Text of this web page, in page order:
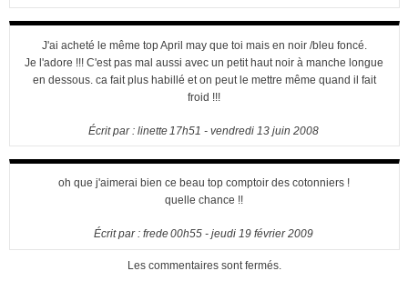
J'ai acheté le même top April may que toi mais en noir /bleu foncé.
Je l'adore !!! C'est pas mal aussi avec un petit haut noir à manche longue
en dessous. ca fait plus habillé et on peut le mettre même quand il fait
froid !!!
Écrit par :linette 17h51 -vendredi 13 juin 2008
oh que j'aimerai bien ce beau top comptoir des cotonniers !
quelle chance !!
Écrit par :frede00h55 -jeudi 19 février 2009
Les commentaires sont fermés.